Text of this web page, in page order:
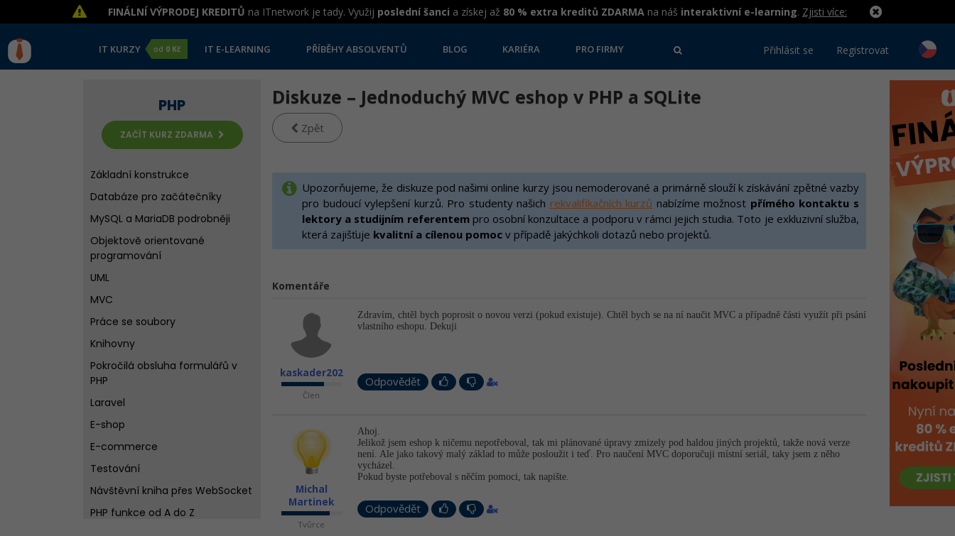
FINÁLNÍ VÝPRODEJ KREDITŮ na ITnetwork je tady. Využij poslední šanci a získej až 80 % extra kreditů ZDARMA na náš interaktivní e-learning. Zjisti více:
IT KURZY od 0 Kč IT E-LEARNING PŘÍBĚHY ABSOLVENTŮ BLOG KARIÉRA PRO FIRMY Přihlásit se Registrovat
PHP
ZAČÍT KURZ ZDARMA
Základní konstrukce
Databáze pro začátečníky
MySQL a MariaDB podrobněji
Objektově orientované
programování
UML
MVC
Práce se soubory
Knihovny
Pokročilá obsluha formulářů v
PHP
Laravel
E-shop
E-commerce
Testování
Návštěvní kniha přes WebSocket
PHP funkce od A do Z
Diskuze – Jednoduchý MVC eshop v PHP a SQLite
Zpět
Upozorňujeme, že diskuze pod našimi online kurzy jsou nemoderované a primárně slouží k získávání zpětné vazby
pro budoucí vylepšení kurzů. Pro studenty našich rekvalifikačních kurzů nabízíme možnost přímého kontaktu s
lektory a studijním referentempro osobní konzultace a podporu v rámci jejich studia. Toto je exkluzivní služba,
která zajišťuje kvalitní a cílenou pomoc v případě jakýchkoli dotazů nebo projektů.
Komentáře
kaskader202
Člen
Zdravím, chtěl bych poprosit o novou verzi (pokud existuje). Chtěl bych se na ní naučit MVC a případně části využít při psání
vlastního eshopu. Dekuji
Odpovědět
Michal
Martinek
Tvůrce
Ahoj.
Jelikož jsem eshop k ničemu nepotřeboval, tak mi plánované úpravy zmizely pod haldou jiných projektů, takže nová verze
není. Ale jako takový malý základ to může posloužit i teď. Pro naučení MVC doporučuji místní seriál, taky jsem z něho
vycházel.
Pokud byste potřeboval s něčím pomoci, tak napište.
Odpovědět